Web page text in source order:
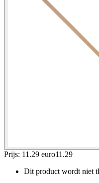
Prijs: 11.29 euro11 .29
Dit product wordt niet